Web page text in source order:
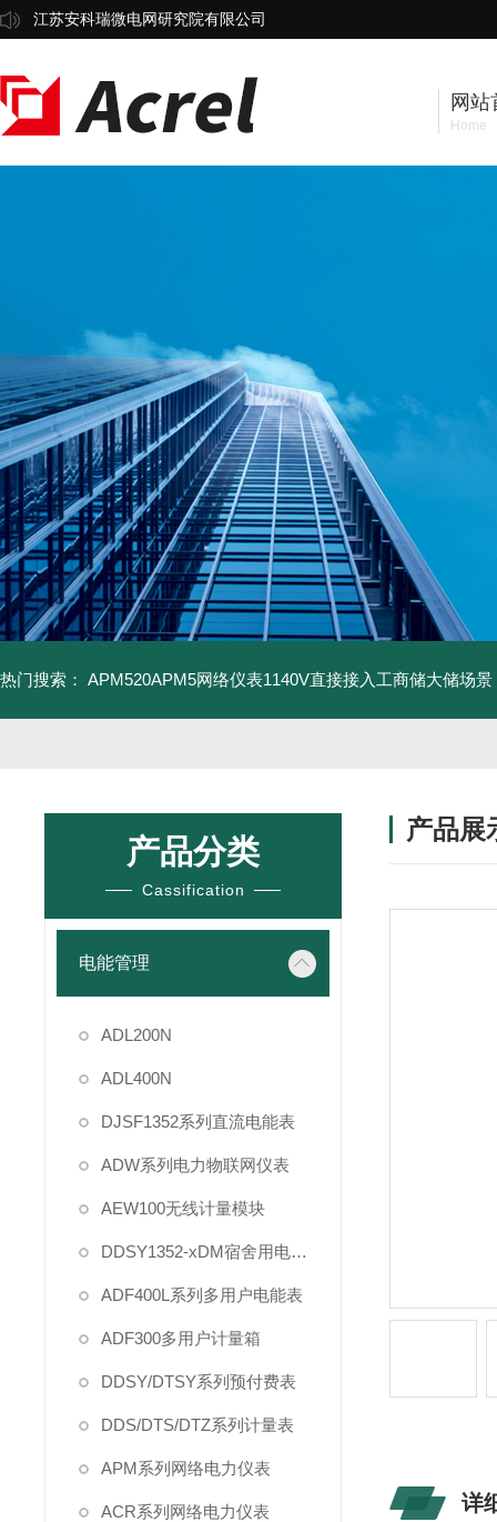
江苏安科瑞微电网研究院有限公司
网站
Home
热门搜索： APM520APM5网络仪表1140V直接接入工商储大储场景
产品分类
Cassification
电能管理
ADL200N
ADL400N
DJSF1352系列直流电能表
ADW系列电力物联网仪表
AEW100无线计量模块
DDSY1352-xDM宿舍用电管理
ADF400L系列多用户电能表
ADF300多用户计量箱
DDSY/DTSY系列预付费表
DDS/DTS/DTZ系列计量表
APM系列网络电力仪表
ACR系列网络电力仪表
产品展
详